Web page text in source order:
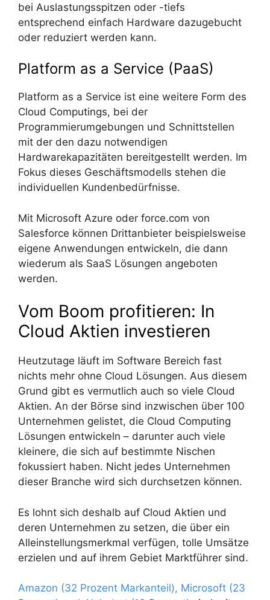
bei Auslastungsspitzen oder -tiefs
entsprechend einfach Hardware dazugebucht
oder reduziert werden kann.
Platform as a Service (PaaS)
Platform as a Service ist eine weitere Form des
Cloud Computings, bei der
Programmierumgebungen und Schnittstellen
mit der den dazu notwendigen
Hardwarekapazitäten bereitgestellt werden. Im
Fokus dieses Geschäftsmodells stehen die
individuellen Kundenbedürfnisse.
Mit Microsoft Azure oder force.com von
Salesforce können Drittanbieter beispielsweise
eigene Anwendungen entwickeln, die dann
wiederum als SaaS Lösungen angeboten
werden.
Vom Boom profitieren: In
Cloud Aktien investieren
Heutzutage läuft im Software Bereich fast
nichts mehr ohne Cloud Lösungen. Aus diesem
Grund gibt es vermutlich auch so viele Cloud
Aktien. An der Börse sind inzwischen über 100
Unternehmen gelistet, die Cloud Computing
Lösungen entwickeln – darunter auch viele
kleinere, die sich auf bestimmte Nischen
fokussiert haben. Nicht jedes Unternehmen
dieser Branche wird sich durchsetzen können.
Es lohnt sich deshalb auf Cloud Aktien und
deren Unternehmen zu setzen, die über ein
Alleinstellungsmerkmal verfügen, tolle Umsätze
erzielen und auf ihrem Gebiet Marktführer sind.
Amazon (32 Prozent Markanteil), Microsoft (23